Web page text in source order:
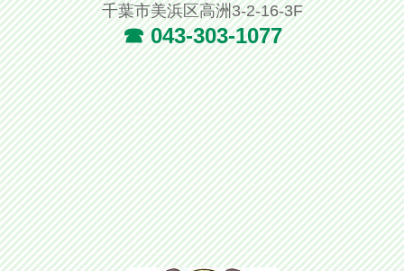
千葉市美浜区高洲3-2-16-3F
☎ 043-303-1077